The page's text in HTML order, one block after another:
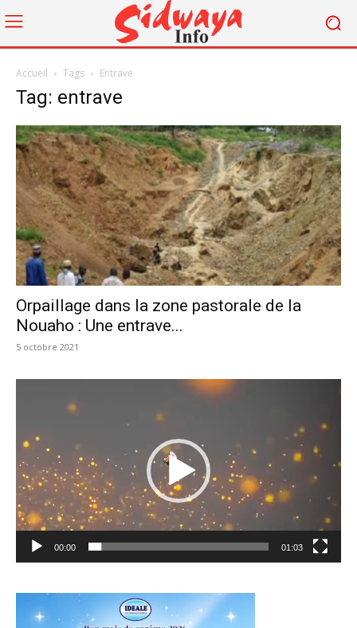
Accueil Tags Entrave
Tag: entrave
Orpaillage dans la zone pastorale de la
Nouaho : Une entrave...
5 octobre 2021
00:00 01:03